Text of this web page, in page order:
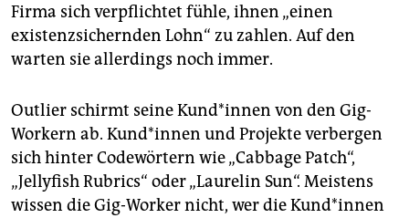
Firma sich verpflichtet fühle, ihnen „einen
existenzsichernden Lohn“ zu zahlen. Auf den
warten sie allerdings noch immer.
Outlier schirmt seine Kun­d*in­nen von den Gig-
Workern ab. Kun­d*in­nen und Projekte verbergen
sich hinter Codewörtern wie „Cabbage Patch“,
„Jellyfish Rubrics“ oder „Laurelin Sun“. Meistens
wissen die Gig-Worker nicht, wer die Kun­d*in­nen